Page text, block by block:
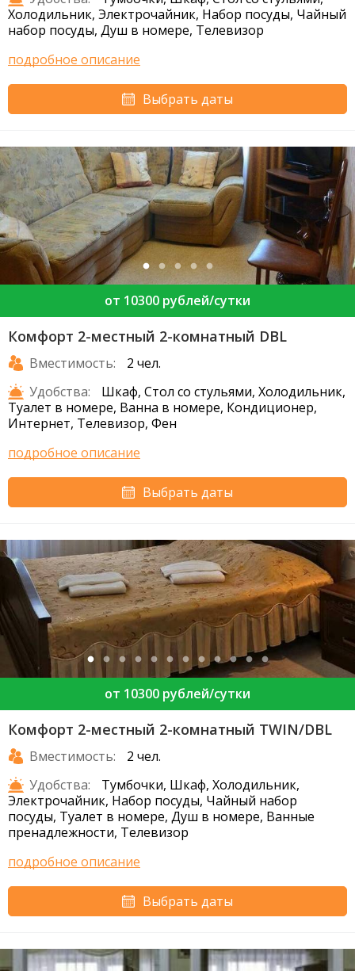
Холодильник, Электрочайник, Набор посуды, Чайный
набор посуды, Душ в номере, Телевизор
подробное описание
Выбрать даты
от 10300 рублей/сутки
Комфорт 2-местный 2-комнатный DBL
Вместимость:
2 чел.
Удобства:
Шкаф, Стол со стульями, Холодильник,
Туалет в номере, Ванна в номере, Кондиционер,
Интернет, Телевизор, Фен
подробное описание
Выбрать даты
от 10300 рублей/сутки
Комфорт 2-местный 2-комнатный TWIN/DBL
Вместимость:
2 чел.
Удобства:
Тумбочки, Шкаф, Холодильник,
Электрочайник, Набор посуды, Чайный набор
посуды, Туалет в номере, Душ в номере, Ванные
пренадлежности, Телевизор
подробное описание
Выбрать даты